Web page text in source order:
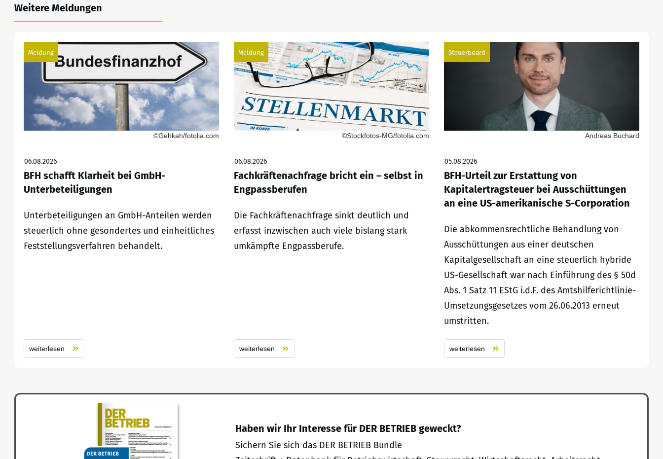
Weitere Meldungen
Meldung
©Gehkah/fotolia.com
06.08.2026
BFH schafft Klarheit bei GmbH-
Unterbeteiligungen
Unterbeteiligungen an GmbH-Anteilen werden
steuerlich ohne gesondertes und einheitliches
Feststellungsverfahren behandelt.
weiterlesen
Meldung
©Stockfotos-MG/fotolia.com
06.08.2026
Fachkräftenachfrage bricht ein – selbst in
Engpassberufen
Die Fachkräftenachfrage sinkt deutlich und
erfasst inzwischen auch viele bislang stark
umkämpfte Engpassberufe.
weiterlesen
Steuerboard
Andreas Buchard
05.08.2026
BFH-Urteil zur Erstattung von
Kapitalertragsteuer bei Ausschüttungen
an eine US-amerikanische S-Corporation
Die abkommensrechtliche Behandlung von
Ausschüttungen aus einer deutschen
Kapitalgesellschaft an eine steuerlich hybride
US-Gesellschaft war nach Einführung des § 50d
Abs. 1 Satz 11 EStG i.d.F. des Amtshilferichtlinie-
Umsetzungsgesetzes vom 26.06.2013 erneut
umstritten.
weiterlesen
Haben wir Ihr Interesse für DER BETRIEB geweckt?
Sichern Sie sich das DER BETRIEB Bundle